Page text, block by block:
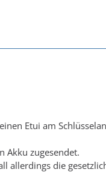
Etui am
Akku zugesendet.
allerdings die